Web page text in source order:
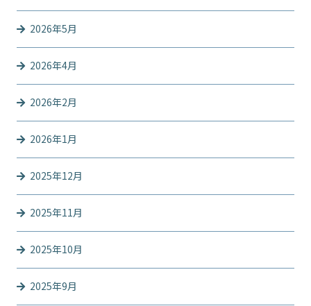
2026年5月
2026年4月
2026年2月
2026年1月
2025年12月
2025年11月
2025年10月
2025年9月